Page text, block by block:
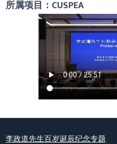
所属项目：CUSPEA
李政道先生百岁诞辰纪念专题